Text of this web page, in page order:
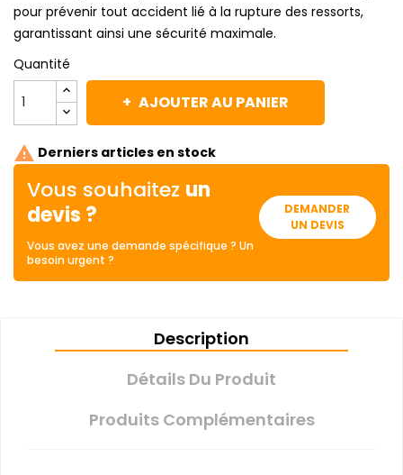
pour prévenir tout accident lié à la rupture des ressorts,
garantissant ainsi une sécurité maximale.
Quantité
AJOUTER AU PANIER
 Derniers articles en stock
Vous souhaitez un
devis ?
Vous avez une demande spécifique ? Un
besoin urgent ?
DEMANDER
UN DEVIS
Description
Détails Du Produit
Produits Complémentaires